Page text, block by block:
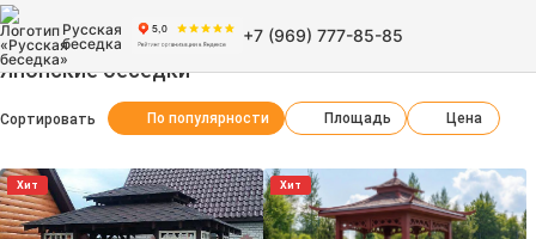
Русская
беседка
+7 (969) 777-85-85
Японские беседки
Сортировать По популярности Площадь Цена
Хит Хит